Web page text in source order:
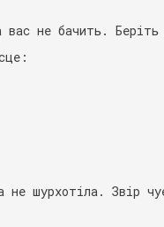
вас не бачить.
не шурхотіла. Звір